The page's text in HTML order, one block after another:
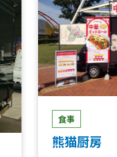
焼肉丼、大阪
美人カステラ
0個、チュロ
ーク焼きそば
ェ、焼き鳥、
しパイン、な
ば、フランク
タン重、唐揚
こ焼き
食事
熊猫厨房